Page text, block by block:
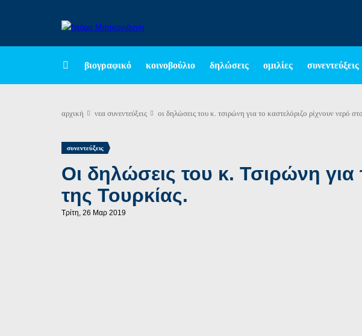
βιογραφικό κοινοβούλιο δηλώσεις ομιλίες συνεντεύξεις
αρχική νεα συνεντεύξεις οι δηλώσεις του κ. τσιρώνη για το καστελόριζο ρίχνουν νερό
συνεντεύξεις
Οι δηλώσεις του κ. Τσιρώνη
της Τουρκίας.
Τρίτη, 26 Μαρ 2019